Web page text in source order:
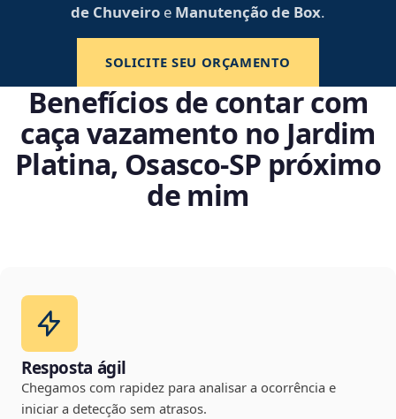
de Chuveiro e Manutenção de Box.
SOLICITE SEU ORÇAMENTO
Benefícios de contar com
caça vazamento no Jardim
Platina, Osasco‑SP próximo
de mim
Resposta ágil
Chegamos com rapidez para analisar a ocorrência e
iniciar a detecção sem atrasos.